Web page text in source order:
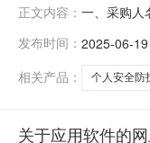
正文内容： 一、采购人
服务要求或
发布时间： 2025-06-
相关产品：
个人安全防
关于应用软件的